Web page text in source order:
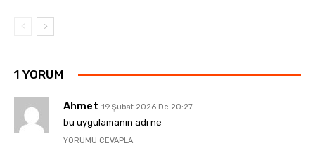
1 YORUM
Ahmet 19 Şubat 2026 De 20:27
bu uygulamanın adı ne
YORUMU CEVAPLA